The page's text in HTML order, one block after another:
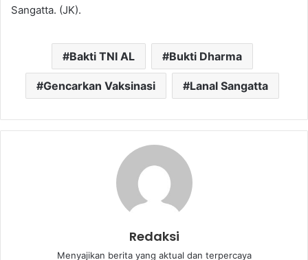
Sangatta. (JK).
Bakti TNI AL Bukti Dharma
Gencarkan Vaksinasi Lanal Sangatta
Redaksi
Menyajikan berita yang aktual dan terpercaya